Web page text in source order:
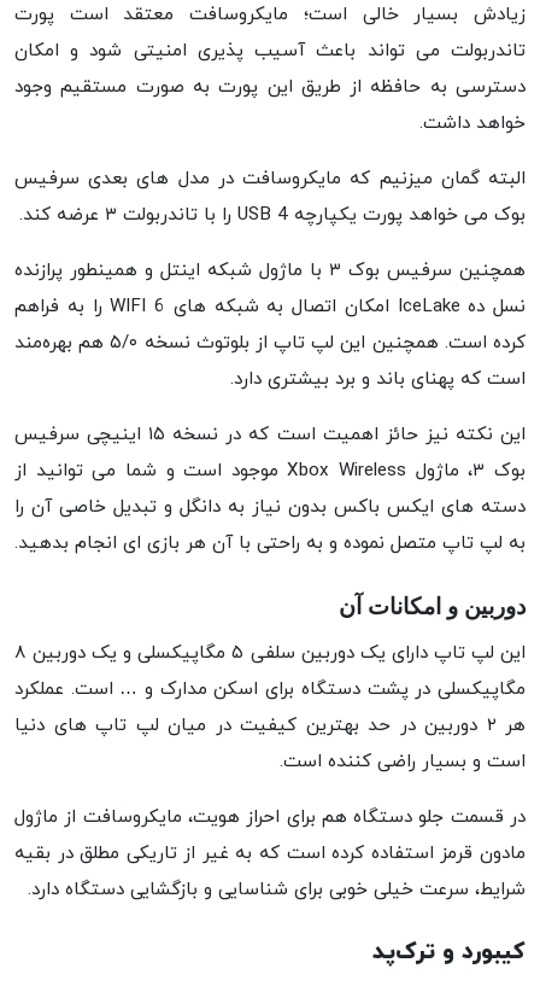
زیادش بسیار خالی است؛ مایکروسافت معتقد است پورت
تاندربولت می تواند باعث آسیب پذیری امنیتی شود و امکان
دسترسی به حافظه از طریق این پورت به صورت مستقیم وجود
خواهد داشت.
البته گمان میزنیم که مایکروسافت در مدل های بعدی سرفیس
بوک می خواهد پورت یکپارچه USB 4 را با تاندربولت ۳ عرضه کند.
همچنین سرفیس بوک ۳ با ماژول شبکه اینتل و همینطور پرازنده
نسل ده IceLake امکان اتصال به شبکه های WIFI 6 را به فراهم
کرده است. همچنین این لپ تاپ از بلوتوث نسخه ۵/۰ هم بهره‌مند
است که پهنای باند و برد بیشتری دارد.
این نکته نیز حائز اهمیت است که در نسخه ۱۵ اینیچی سرفیس
بوک ۳، ماژول Xbox Wireless موجود است و شما می توانید از
دسته های ایکس باکس بدون نیاز به دانگل و تبدیل خاصی آن را
به لپ تاپ متصل نموده و به راحتی با آن هر بازی ای انجام بدهید.
دوربین و امکانات آن
این لپ تاپ دارای یک دوربین سلفی ۵ مگاپیکسلی و یک دوربین ۸
مگاپیکسلی در پشت دستگاه برای اسکن مدارک و … است. عملکرد
هر ۲ دوربین در حد بهترین کیفیت در میان لپ تاپ های دنیا
است و بسیار راضی کننده است.
در قسمت جلو دستگاه هم برای احراز هویت، مایکروسافت از ماژول
مادون قرمز استفاده کرده است که به غیر از تاریکی مطلق در بقیه
شرایط، سرعت خیلی خوبی برای شناسایی و بازگشایی دستگاه دارد.
کیبورد و ترک‌پد